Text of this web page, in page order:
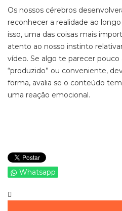
Os nossos cérebros
reconhecer a realidade ao
isso, uma das coisas mais
atento ao nosso instinto
vídeo. Se algo te parecer
“produzido” ou conveniente,
forma, avalia se o conteúdo
uma reação emocional.
Whatsapp